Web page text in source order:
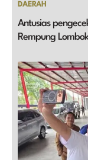
DAERAH
Antusias
Rempung